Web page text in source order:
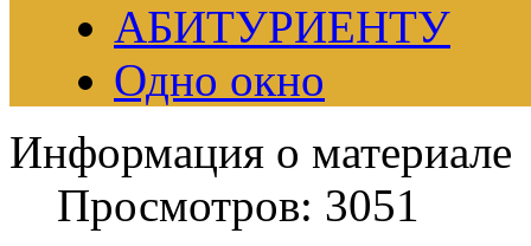
АБИТУРИЕНТУ
Одно окно
Информация о материале
Просмотров: 3051